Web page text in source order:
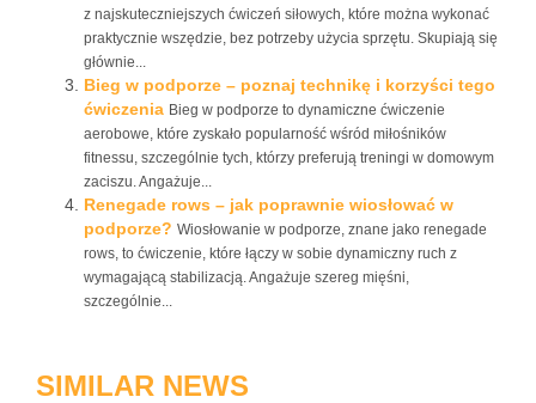
z najskuteczniejszych ćwiczeń siłowych, które można wykonać
praktycznie wszędzie, bez potrzeby użycia sprzętu. Skupiają się
głównie...
Bieg w podporze – poznaj technikę i korzyści tego
ćwiczenia Bieg w podporze to dynamiczne ćwiczenie
aerobowe, które zyskało popularność wśród miłośników
fitnessu, szczególnie tych, którzy preferują treningi w domowym
zaciszu. Angażuje...
Renegade rows – jak poprawnie wiosłować w
podporze? Wiosłowanie w podporze, znane jako renegade
rows, to ćwiczenie, które łączy w sobie dynamiczny ruch z
wymagającą stabilizacją. Angażuje szereg mięśni,
szczególnie...
SIMILAR NEWS